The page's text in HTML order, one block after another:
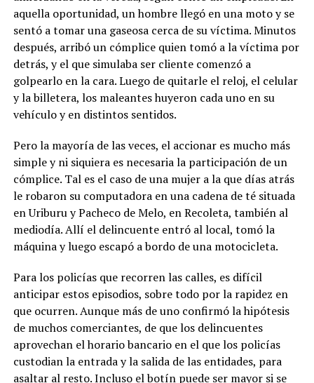
aquella oportunidad, un hombre llegó en una moto y se
sentó a tomar una gaseosa cerca de su víctima. Minutos
después, arribó un cómplice quien tomó a la víctima por
detrás, y el que simulaba ser cliente comenzó a
golpearlo en la cara. Luego de quitarle el reloj, el celular
y la billetera, los maleantes huyeron cada uno en su
vehículo y en distintos sentidos.
Pero la mayoría de las veces, el accionar es mucho más
simple y ni siquiera es necesaria la participación de un
cómplice. Tal es el caso de una mujer a la que días atrás
le robaron su computadora en una cadena de té situada
en Uriburu y Pacheco de Melo, en Recoleta, también al
mediodía. Allí el delincuente entró al local, tomó la
máquina y luego escapó a bordo de una motocicleta.
Para los policías que recorren las calles, es difícil
anticipar estos episodios, sobre todo por la rapidez en
que ocurren. Aunque más de uno confirmó la hipótesis
de muchos comerciantes, de que los delincuentes
aprovechan el horario bancario en el que los policías
custodian la entrada y la salida de las entidades, para
asaltar al resto. Incluso el botín puede ser mayor si se